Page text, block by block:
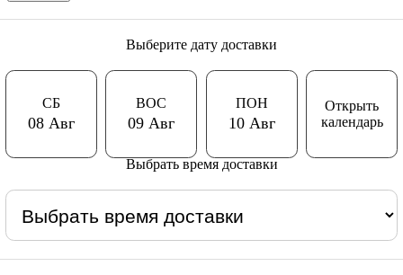
Выберите дату доставки
СБ
08 Авг
ВОС
09 Авг
ПОН
10 Авг
Открыть
календарь
Выбрать время доставки